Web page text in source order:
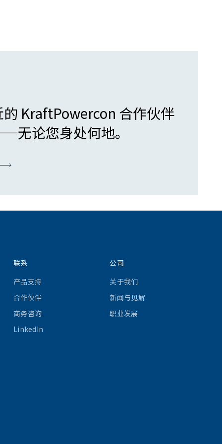
KraftPowercon 合作伙伴
无论您身处何地。
联系
产品支持
合作伙伴
商务咨询
LinkedIn
公司
关于我们
新闻与见解
职业发展